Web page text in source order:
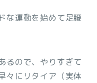
な運動を始めて足腰
るので、やりすぎて
々にリタイア（実体